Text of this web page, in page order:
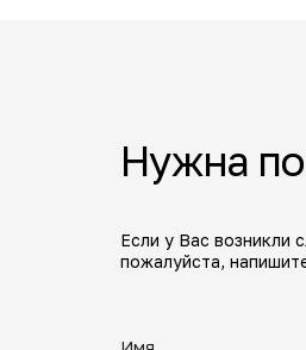
Нужна
Если у Вас возникли
пожалуйста,